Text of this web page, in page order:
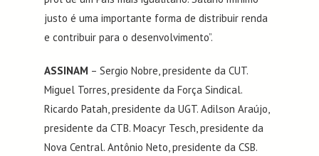
justo é uma importante forma de distribuir renda
e contribuir para o desenvolvimento”.
ASSINAM – Sergio Nobre, presidente da CUT.
Miguel Torres, presidente da Força Sindical.
Ricardo Patah, presidente da UGT. Adilson Araújo,
presidente da CTB. Moacyr Tesch, presidente da
Nova Central. Antônio Neto, presidente da CSB.